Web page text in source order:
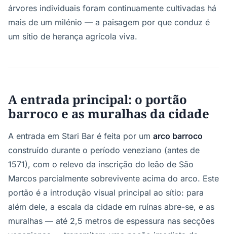
árvores individuais foram continuamente cultivadas há
mais de um milénio — a paisagem por que conduz é
um sítio de herança agrícola viva.
A entrada principal: o portão
barroco e as muralhas da cidade
A entrada em Stari Bar é feita por um arco barroco
construído durante o período veneziano (antes de
1571), com o relevo da inscrição do leão de São
Marcos parcialmente sobrevivente acima do arco. Este
portão é a introdução visual principal ao sítio: para
além dele, a escala da cidade em ruínas abre-se, e as
muralhas — até 2,5 metros de espessura nas secções